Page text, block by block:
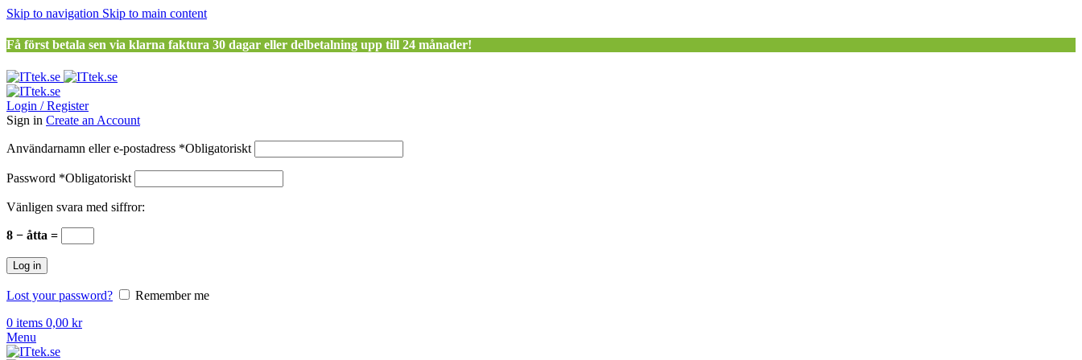
Skip to navigation Skip to main content
Få först betala sen via klarna faktura 30 dagar eller delbetalning upp till 24 månader!
Login / Register
Sign in Create an Account
Användarnamn eller e-postadress *Obligatoriskt
Password *Obligatoriskt
Vänligen svara med siffror:
8 − åtta =
Log in
Lost your password?
Remember me
0 items 0,00 kr
Menu